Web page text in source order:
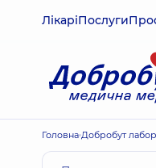
ЛікаріПослуги
Головна Добробут